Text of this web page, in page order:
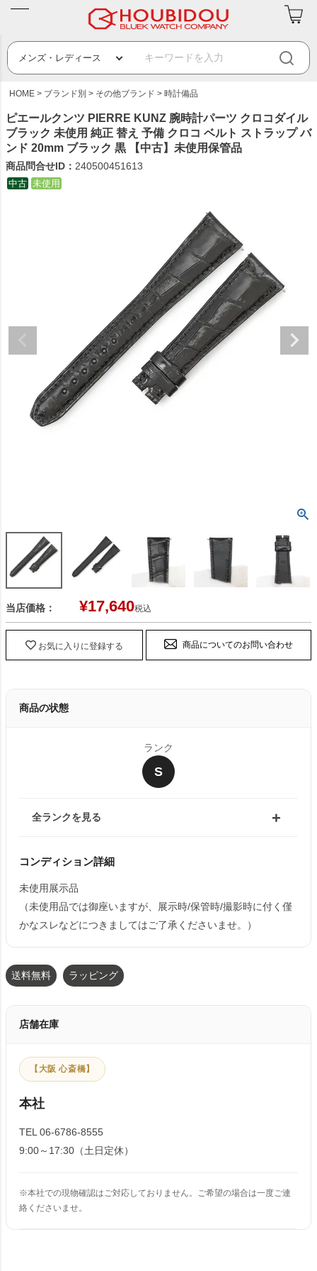
HOME ブランド別 その他ブランド 時計備品
ピエールクンツ PIERRE KUNZ 腕時計パーツ クロコダイル
ブラック 未使用 純正 替え 予備 クロコ ベルト ストラップ バ
ンド 20mm ブラック 黒 【中古】未使用保管品
商品問合せID： 240500451613
中古 未使用
当店価格： ¥17,640税込
お気に入りに登録する 商品についてのお問い合わせ
商品の状態
ランク
S
全ランクを見る
コンディション詳細
未使用展示品
（未使用品では御座いますが、展示時/保管時/撮影時に付く僅
かなスレなどにつきましてはご了承くださいませ。）
送料無料 ラッピング
店舗在庫
【大阪 心斎橋】
本社
TEL 06-6786-8555
9:00～17:30（土日定休）
※本社での現物確認はご対応しておりません。ご希望の場合は一度ご連
絡くださいませ。